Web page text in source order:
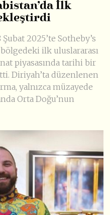
İlk
2025’te Sotheby’s
ilk uluslararası
piyasasında tarihi bir
Diriyah’ta düzenlenen
yalnızca müzayede
Orta Doğu’nun